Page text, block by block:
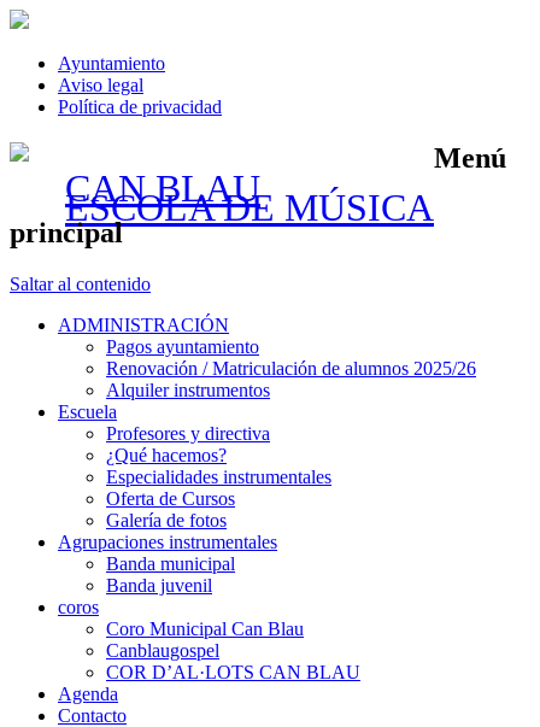
Ayuntamiento
Aviso legal
Política de privacidad
CAN BLAU
ESCOLA DE MÚSICA
Menú
principal
Saltar al contenido
ADMINISTRACIÓN
Pagos ayuntamiento
Renovación / Matriculación de alumnos 2025/26
Alquiler instrumentos
Escuela
Profesores y directiva
¿Qué hacemos?
Especialidades instrumentales
Oferta de Cursos
Galería de fotos
Agrupaciones instrumentales
Banda municipal
Banda juvenil
coros
Coro Municipal Can Blau
Canblaugospel
COR D’AL·LOTS CAN BLAU
Agenda
Contacto